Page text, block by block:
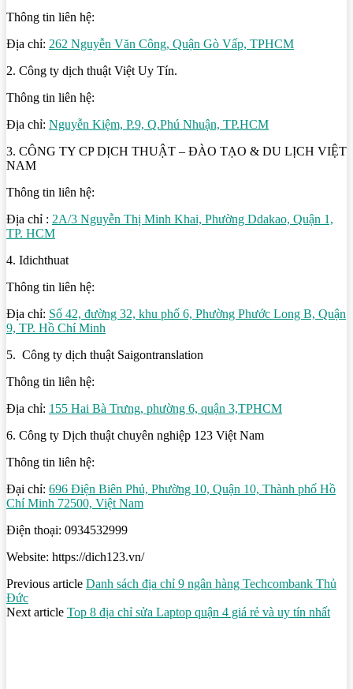
Thông tin liên hệ:
Địa chỉ: 262 Nguyễn Văn Công, Quận Gò Vấp, TPHCM
2. Công ty dịch thuật Việt Uy Tín.
Thông tin liên hệ:
Địa chỉ: Nguyễn Kiệm, P.9, Q.Phú Nhuận, TP.HCM
3. CÔNG TY CP DỊCH THUẬT – ĐÀO TẠO & DU LỊCH VIỆT
NAM
Thông tin liên hệ:
Địa chỉ : 2A/3 Nguyễn Thị Minh Khai, Phường Ddakao, Quận 1,
TP. HCM
4. Idichthuat
Thông tin liên hệ:
Địa chỉ: Số 42, đường 32, khu phố 6, Phường Phước Long B, Quận
9, TP. Hồ Chí Minh
5. Công ty dịch thuật Saigontranslation
Thông tin liên hệ:
Địa chỉ: 155 Hai Bà Trưng, phường 6, quận 3,TPHCM
6. Công ty Dịch thuật chuyên nghiệp 123 Việt Nam
Thông tin liên hệ:
Đại chỉ: 696 Điện Biên Phủ, Phường 10, Quận 10, Thành phố Hồ
Chí Minh 72500, Việt Nam
Điện thoại: 0934532999
Website: https://dich123.vn/
Previous article Danh sách địa chỉ 9 ngân hàng Techcombank Thủ
Đức
Next article Top 8 địa chỉ sửa Laptop quận 4 giá rẻ và uy tín nhất